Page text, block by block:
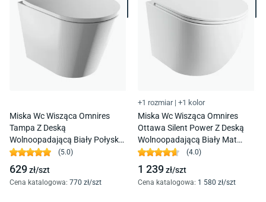
Miska Wc Wisząca Omnires
Tampa Z Deską
Wolnoopadającą Biały Połysk
Tampamwbp (5.0)
629zł/szt
Cena katalogowa: 770 zł/szt
+1 rozmiar | +1 kolor
Miska Wc Wisząca Omnires
Ottawa Silent Power Z Deską
Wolnoopadającą Biały Mat
Ottawaspmwbm
(4.0)
1 239zł/szt
Cena katalogowa: 1 580 zł/szt